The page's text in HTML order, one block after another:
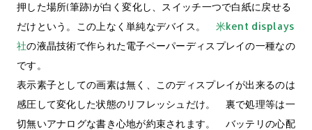
押した場所(筆跡)が白く変化し、スイッチ一つで白紙に戻せる
だけという。この上なく単純なデバイス。 米kent displays
社の液晶技術で作られた電子ペーパーディスプレイの一種なの
です。
表示素子としての画素は無く、このディスプレイが出来るのは
感圧して変化した状態のリフレッシュだけ。 裏で処理等は一
切無いアナログな書き心地が約束されます。 バッテリの心配